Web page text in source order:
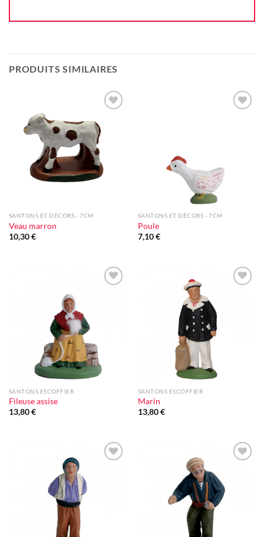
PRODUITS SIMILAIRES
à la liste
d'envie
SANTONS ET DÉCORS - 7CM
Veau marron
10,30€
SANTONS ET DÉCORS - 7CM
Poule
7,10€
SANTONS ESCOFFIER
Fileuse assise
13,80€
SANTONS ESCOFFIER
Marin
13,80€